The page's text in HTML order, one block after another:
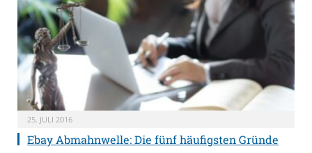
25. JULI 2016
Ebay Abmahnwelle: Die fünf häufigsten Gründe